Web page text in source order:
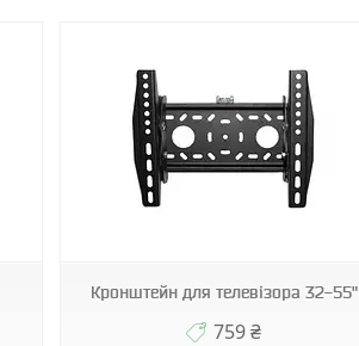
Кронштейн для телевізора 32-55"
759 ₴